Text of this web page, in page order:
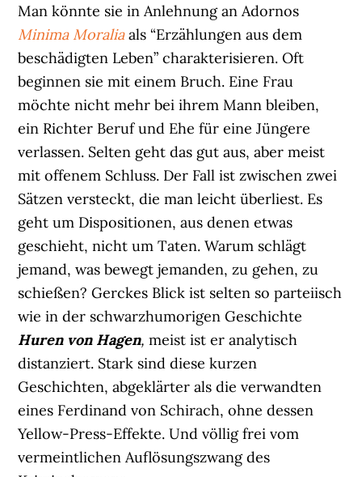
Man könnte sie in Anlehnung an Adornos
Minima Moraliaals “Erzählungen aus dem
beschädigten Leben” charakterisieren. Oft
beginnen sie mit einem Bruch. Eine Frau
möchte nicht mehr bei ihrem Mann bleiben,
ein Richter Beruf und Ehe für eine Jüngere
verlassen. Selten geht das gut aus, aber meist
mit offenem Schluss. Der Fall ist zwischen zwei
Sätzen versteckt, die man leicht überliest. Es
geht um Dispositionen, aus denen etwas
geschieht, nicht um Taten. Warum schlägt
jemand, was bewegt jemanden, zu gehen, zu
schießen? Gerckes Blick ist selten so parteiisch
wie in der schwarzhumorigen Geschichte
Huren von Hagen, meist ist er analytisch
distanziert. Stark sind diese kurzen
Geschichten, abgeklärter als die verwandten
eines Ferdinand von Schirach, ohne dessen
Yellow-Press-Effekte. Und völlig frei vom
vermeintlichen Auflösungszwang des